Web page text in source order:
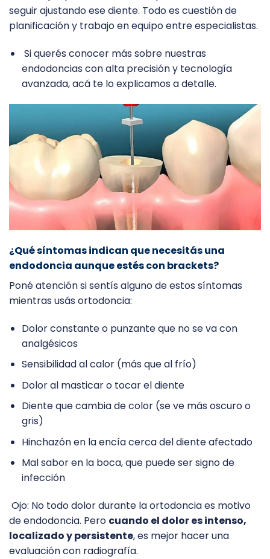
seguir ajustando ese diente. Todo es cuestión de
planificación y trabajo en equipo entre especialistas.
Si querés conocer más sobre nuestras
endodoncias con alta precisión y tecnología
avanzada, acá te lo explicamos a detalle.
¿Qué síntomas indican que necesitás una
endodoncia aunque estés con brackets?
Poné atención si sentís alguno de estos síntomas
mientras usás ortodoncia:
Dolor constante o punzante que no se va con
analgésicos
Sensibilidad al calor (más que al frío)
Dolor al masticar o tocar el diente
Diente que cambia de color (se ve más oscuro o
gris)
Hinchazón en la encía cerca del diente afectado
Mal sabor en la boca, que puede ser signo de
infección
Ojo: No todo dolor durante la ortodoncia es motivo
de endodoncia. Pero cuando el dolor es intenso,
localizado y persistente, es mejor hacer una
evaluación con radiografía.